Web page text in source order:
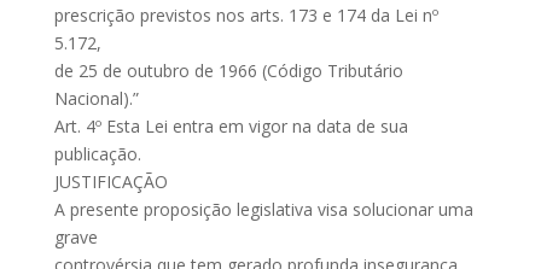
prescrição previstos nos arts. 173 e 174 da Lei nº
5.172,
de 25 de outubro de 1966 (Código Tributário
Nacional).”
Art. 4º Esta Lei entra em vigor na data de sua
publicação.
JUSTIFICAÇÃO
A presente proposição legislativa visa solucionar uma
grave